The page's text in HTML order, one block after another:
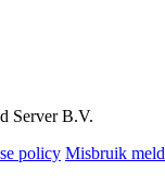
Server B.V.
policy Misbruik